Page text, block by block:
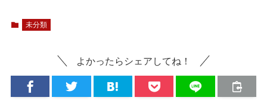
未分類
よかったらシェアしてね！